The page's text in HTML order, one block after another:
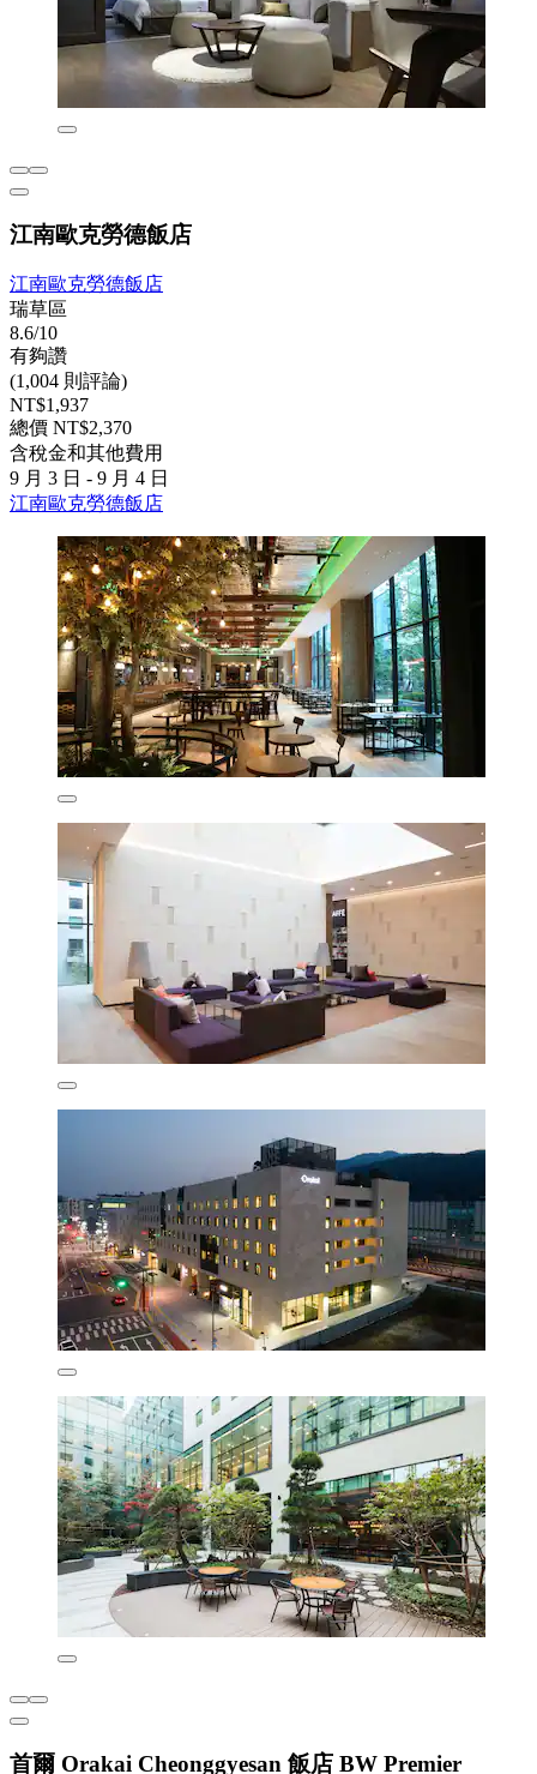
江南歐克勞德飯店
江南歐克勞德飯店
瑞草區
8.6/10
有夠讚
(1,004 則評論)
NT$1,937
總價 NT$2,370
含稅金和其他費用
9 月 3 日 - 9 月 4 日
江南歐克勞德飯店
首爾 Orakai Cheonggyesan 飯店 BW Premier